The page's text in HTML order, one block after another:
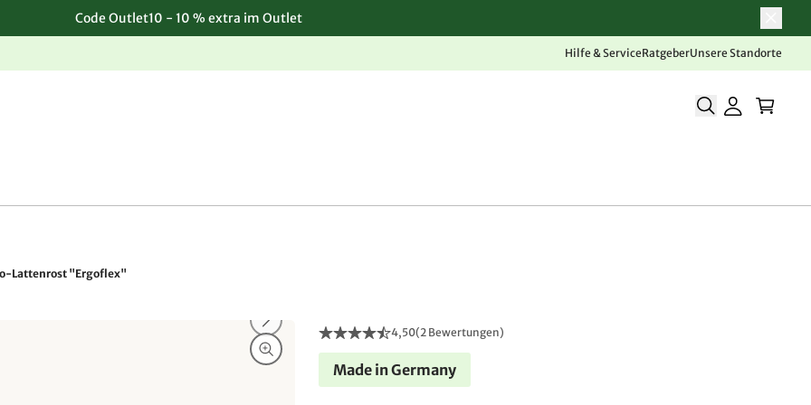
Code Outlet10 - 10 % extra im Outlet
Hilfe & ServiceRatgeberUnsere Standorte
Lattenrost "Ergoflex"
4,50(2 Bewertungen)
Made in Germany